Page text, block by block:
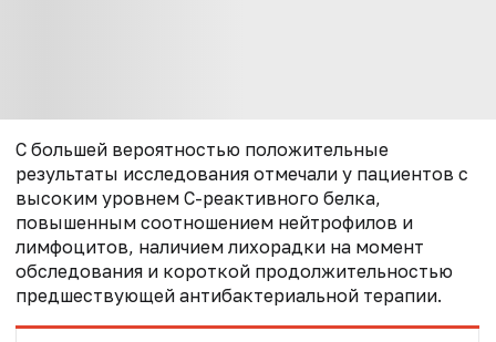
С большей вероятностью положительные
результаты исследования отмечали у пациентов с
высоким уровнем С-реактивного белка,
повышенным соотношением нейтрофилов и
лимфоцитов, наличием лихорадки на момент
обследования и короткой продолжительностью
предшествующей антибактериальной терапии.